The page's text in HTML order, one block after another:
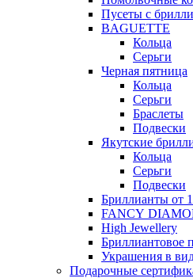
Пусеты с
BAGUETTE
Кольца
Серьги
Черная пятница
Кольца
Серьги
Браслеты
Подвески
Якутские
Кольца
Серьги
Подвески
Бриллианты от 1
FANCY
High Jewellery
Бриллиантовое
Украшения в
Подарочные